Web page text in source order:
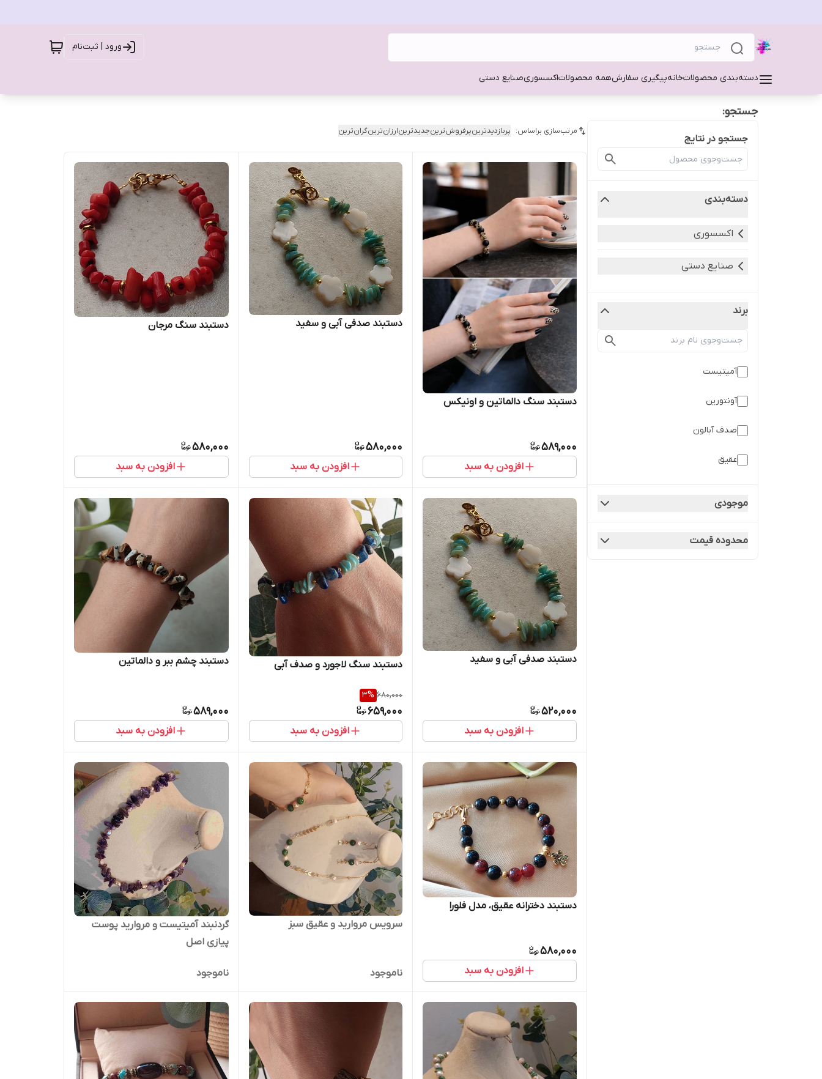
ورود | ثبت‌نام
دسته‌بندی محصولاتخانهپیگیری سفارشهمه محصولاتاکسسوریصنایع دستی
جستجو:
جستجو در نتایج
دسته‌بندی
اکسسوری
صنایع دستی
برند
آمیتیست
آونتورین
صدف آبالون
عقیق
موجودی
محدوده قیمت
مرتب‌سازی براساس: پربازدیدترینپرفروش‌ترینجدیدترینارزان‌ترینگران‌ترین
دستبند سنگ دالماتین و اونیکس
589,000
افزودن به سبد
دستبند صدفی آبی و سفید
580,000
افزودن به سبد
دستبند سنگ مرجان
580,000
افزودن به سبد
دستبند صدفی آبی و سفید
520,000
افزودن به سبد
دستبند سنگ لاجورد و صدف آبی
680,000
3%
659,000
افزودن به سبد
دستبند چشم ببر و دالماتین
589,000
افزودن به سبد
دستبند دخترانه عقیق، مدل فلورا
580,000
افزودن به سبد
سرویس مروارید و عقیق سبز
ناموجود
گردنبند آمیتیست و مروارید پوست
پیازی اصل
ناموجود